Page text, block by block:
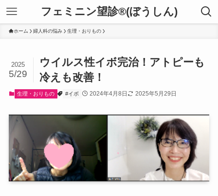
フェミニン望診®(ぼうしん)
ホーム 婦人科の悩み 生理・おりもの
ウイルス性イボ完治！アトピーも
冷えも改善！
2025
5/29
生理・おりもの #イボ 2024年4月8日 2025年5月29日